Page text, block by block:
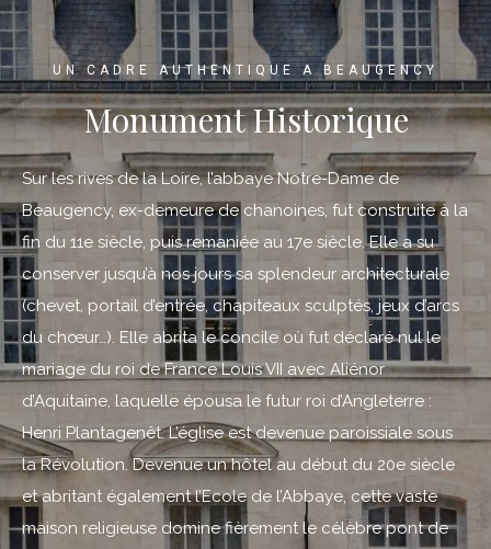
UN CADRE AUTHENTIQUE A BEAUGENCY
Monument Historique
Sur les rives de la Loire, l’abbaye Notre-Dame de
Beaugency, ex-demeure de chanoines, fut construite à la
fin du 11e siècle, puis remaniée au 17e siècle. Elle a su
conserver jusqu’à nos jours sa splendeur architecturale
(chevet, portail d’entrée, chapiteaux sculptés, jeux d’arcs
du chœur…). Elle abrita le concile où fut déclaré nul le
mariage du roi de France Louis VII avec Aliénor
d’Aquitaine, laquelle épousa le futur roi d’Angleterre :
Henri Plantagenêt. L’église est devenue paroissiale sous
la Révolution. Devenue un hôtel au début du 20e siècle
et abritant également l’Ecole de l’Abbaye, cette vaste
maison religieuse domine fièrement le célèbre pont de